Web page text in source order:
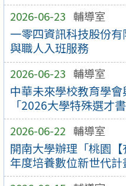
2026-06-23 輔導室
一零四資訊科技股份
與職人入班服務
2026-06-23 輔導室
中華未來學校教育學
「2026大學特殊選才
2026-06-22 輔導室
開南大學辦理「桃園
年度培養數位新世代計